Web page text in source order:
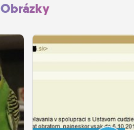
Obrázky